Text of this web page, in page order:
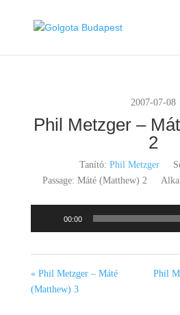
2007-07-08
Phil Metzger –
2
Tanító: Phil Metzger
Passage: Máté (Matthew) 2
00:00
« Phil Metzger – Máté
(Matthew) 3
Phil